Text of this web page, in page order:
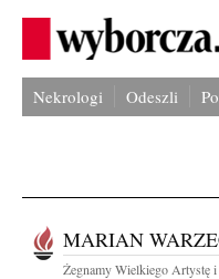
Nekrologi Odeszli
MARIAN
Żegnamy Wielkiego Artystę